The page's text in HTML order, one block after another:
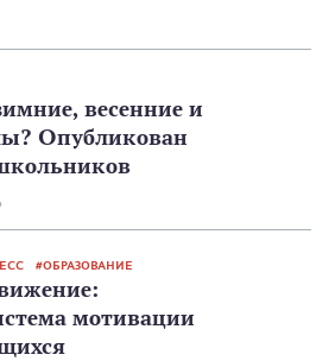
весенние и
Опубликован
ОБРАЗОВАНИЕ
мотивации